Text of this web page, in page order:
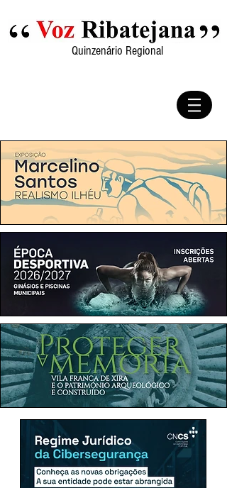
Quinzenário Regional